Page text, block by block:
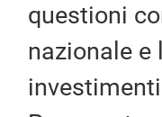
questioni
nazionale e